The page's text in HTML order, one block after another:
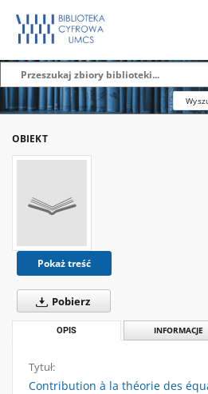
OBIEKT
Pokaż treść
Pobierz
OPIS INFORMACJE
Tytuł:
Contribution à la théorie des